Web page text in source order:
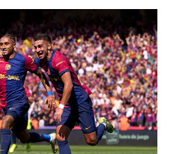
הצטרפות לחבילת הערוצים
לוח דרושים – ג'ובנט
תגיות
המגזין